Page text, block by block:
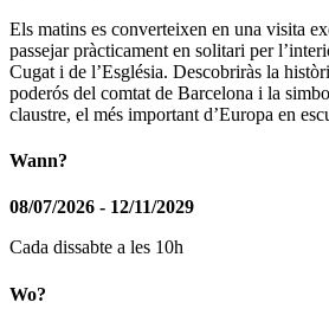
Els matins es converteixen en una visita
passejar pràcticament en solitari per
Cugat i de l’Església. Descobriràs la
poderós del comtat de Barcelona i la
claustre, el més important d’Europa en
Wann?
08/07/2026 - 12/11/2029
Cada dissabte a les 10h
Wo?